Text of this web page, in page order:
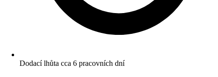
Dodací lhůta cca 6 pracovních dní